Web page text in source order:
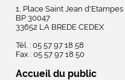
1, Place Saint Jean d'Etampes
BP 30047
33652 LA BREDE CEDEX
Tél. : 05 57 97 18 58
Fax : 05 57 97 18 50
Accueil du public